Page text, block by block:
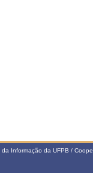
Informação da UFPB /